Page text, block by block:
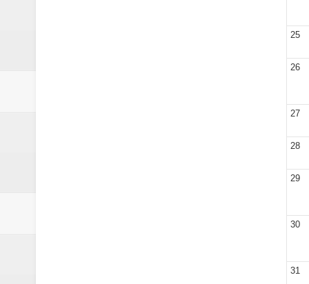
25
26
27
28
29
30
31